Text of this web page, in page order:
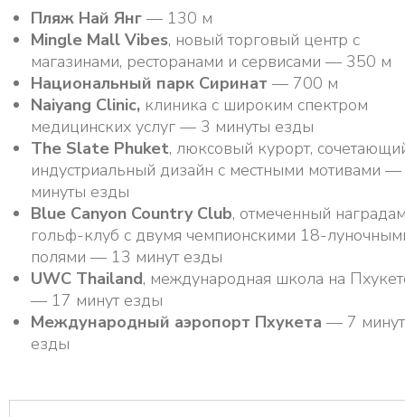
Пляж Най Янг — 130 м
Mingle Mall Vibes, новый торговый центр с
магазинами, ресторанами и сервисами — 350 м
Национальный парк Сиринат — 700 м
Naiyang Clinic, клиника с широким спектром
медицинских услуг — 3 минуты езды
The Slate Phuket, люксовый курорт,
индустриальный дизайн с местными мотивами
минуты езды
Blue Canyon Country Club, отмеченный
гольф-клуб с двумя чемпионскими 18-
полями — 13 минут езды
UWC Thailand, международная школа на
— 17 минут езды
Международный аэропорт Пхукета — 7 минут
езды